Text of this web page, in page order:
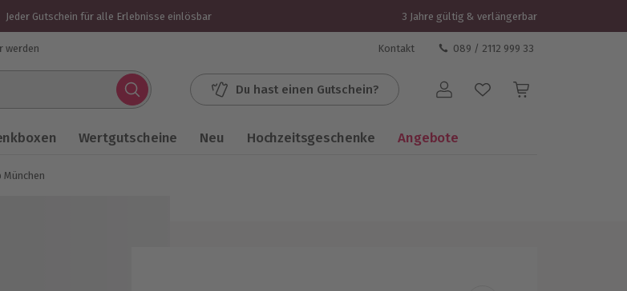
Jeder Gutschein für alle Erlebnisse einlösbar 3 Jahre gültig & verlängerbar
werden Kontakt 089 / 2112 999 33
Du hast einen Gutschein? Benutzerkonto
Wertgutscheine Neu Hochzeitsgeschenke Angebote